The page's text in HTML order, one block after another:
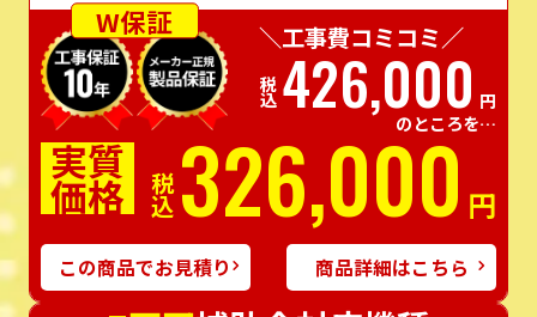
W保証
＼工事費コミコミ／
税込426,000 円
のところを…
実質
価格 税込326,000 円
この商品でお見積り 商品詳細はこちら